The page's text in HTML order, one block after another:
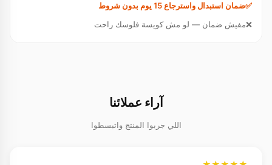
ضمان استبدال واسترجاع 15 يوم بدون شروط
مفيش ضمان — لو مش كويسة فلوسك راحت
آراء عملائنا
اللي جربوا المنتج واتبسطوا